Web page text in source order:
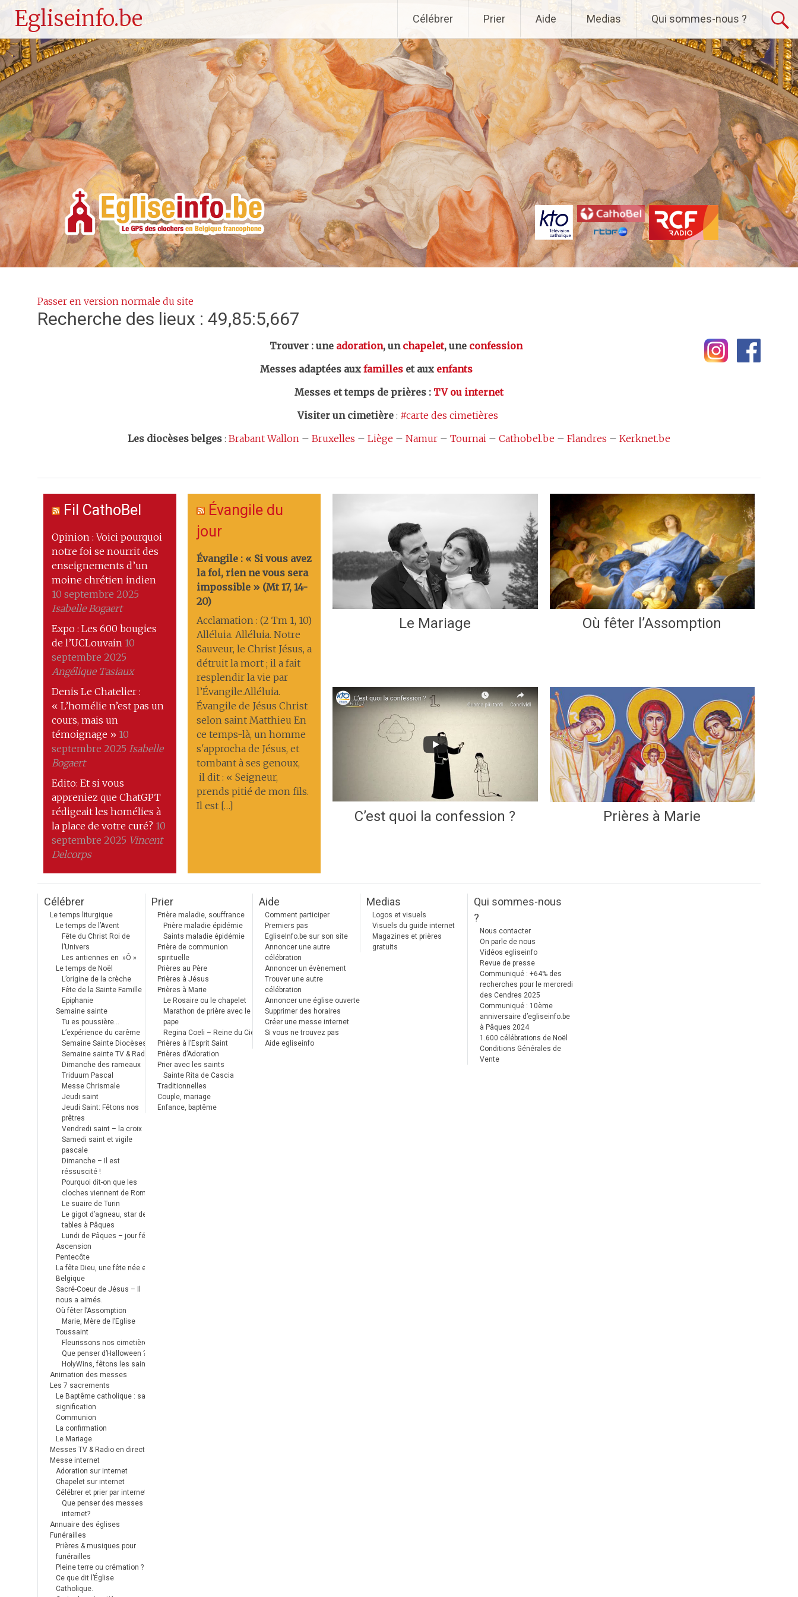
Egliseinfo.be
au
principal
Célébrer Prier Aide Medias Qui sommes-nous ?
Passer en version normale du site
Recherche des lieux : 49,85:5,667
Trouver : une adoration, un chapelet, une confession
Messes adaptées aux familles et aux enfants
Messes et temps de prières : TV ou internet
Visiter un cimetière : #carte des cimetières
Les diocèses belges : Brabant Wallon – Bruxelles – Liège – Namur – Tournai – Cathobel.be – Flandres – Kerknet.be
Fil CathoBel
Opinion : Voici pourquoi
notre foi se nourrit des
enseignements d’un
moine chrétien indien
10 septembre 2025
Isabelle Bogaert
Expo : Les 600 bougies
de l’UCLouvain 10
septembre 2025
Angélique Tasiaux
Denis Le Chatelier :
« L’homélie n’est pas un
cours, mais un
témoignage » 10
septembre 2025 Isabelle
Bogaert
Edito: Et si vous
appreniez que ChatGPT
rédigeait les homélies à
la place de votre curé? 10
septembre 2025 Vincent
Delcorps
Évangile du
jour
Évangile : « Si vous avez
la foi, rien ne vous sera
impossible » (Mt 17, 14-
20)
Acclamation : (2 Tm 1, 10)
Alléluia. Alléluia. Notre
Sauveur, le Christ Jésus, a
détruit la mort ; il a fait
resplendir la vie par
l’Évangile.Alléluia.
Évangile de Jésus Christ
selon saint Matthieu En
ce temps-là, un homme
s'approcha de Jésus, et
tombant à ses genoux,
il dit : « Seigneur,
prends pitié de mon fils.
Il est […]
Le Mariage Où fêter l’Assomption
C’est quoi la confession ? Prières à Marie
Célébrer
Le temps liturgique
Le temps de l’Avent
Fête du Christ Roi de
l’Univers
Les antiennes en »Ô »
Le temps de Noël
L’origine de la crèche
Fête de la Sainte Famille
Epiphanie
Semaine sainte
Tu es poussière…
L’expérience du carême
Semaine Sainte Diocèses
Semaine sainte TV & Radio
Dimanche des rameaux
Triduum Pascal
Messe Chrismale
Jeudi saint
Jeudi Saint: Fêtons nos
prêtres
Vendredi saint – la croix
Samedi saint et vigile
pascale
Dimanche – Il est
réssuscité !
Pourquoi dit-on que les
cloches viennent de Rome ?
Le suaire de Turin
Le gigot d’agneau, star des
tables à Pâques
Lundi de Pâques – jour férié
Ascension
Pentecôte
La fête Dieu, une fête née en
Belgique
Sacré-Coeur de Jésus – Il
nous a aimés.
Où fêter l’Assomption
Marie, Mère de l’Eglise
Toussaint
Fleurissons nos cimetières
Que penser d’Halloween ?
HolyWins, fêtons les saints !
Animation des messes
Les 7 sacrements
Le Baptême catholique : sa
signification
Communion
La confirmation
Le Mariage
Messes TV & Radio en direct
Messe internet
Adoration sur internet
Chapelet sur internet
Célébrer et prier par internet
Que penser des messes
internet?
Annuaire des églises
Funérailles
Prières & musiques pour
funérailles
Pleine terre ou crémation ?
Ce que dit l’Église
Catholique.
Prier
Prière maladie, souffrance
Prière maladie épidémie
Saints maladie épidémie
Prière de communion
spirituelle
Prières au Père
Prières à Jésus
Prières à Marie
Le Rosaire ou le chapelet
Marathon de prière avec le
pape
Regina Coeli – Reine du Ciel
Prières à l’Esprit Saint
Prières d’Adoration
Prier avec les saints
Sainte Rita de Cascia
Traditionnelles
Couple, mariage
Enfance, baptême
Aide
Comment participer
Premiers pas
EgliseInfo.be sur son site
Annoncer une autre
célébration
Annoncer un évènement
Trouver une autre
célébration
Annoncer une église ouverte
Supprimer des horaires
Créer une messe internet
Si vous ne trouvez pas
Aide egliseinfo
Medias
Logos et visuels
Visuels du guide internet
Magazines et prières
gratuits
Qui sommes-nous
?
Nous contacter
On parle de nous
Vidéos egliseinfo
Revue de presse
Communiqué : +64% des
recherches pour le mercredi
des Cendres 2025
Communiqué : 10ème
anniversaire d’egliseinfo.be
à Pâques 2024
1.600 célébrations de Noël
Conditions Générales de
Vente